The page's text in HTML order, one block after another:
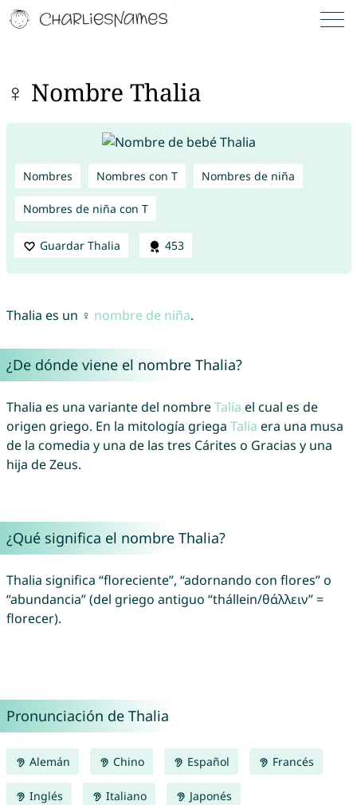
♀ Nombre Thalia
Nombres Nombres con T Nombres de niña
Nombres de niña con T
Guardar Thalia 453
Thalia es un ♀ nombre de niña.
¿De dónde viene el nombre Thalia?
Thalia es una variante del nombreTalía el cual es de
origen griego. En la mitología griega Talía era una musa
de la comedia y una de las tres Cárites o Gracias y una
hija de Zeus.
¿Qué significa el nombre Thalia?
Thalia significa “floreciente”, “adornando con flores” o
“abundancia” (del griego antiguo “thállein/θάλλειν” =
florecer).
Pronunciación de Thalia
Alemán Chino Español Francés
Inglés Italiano Japonés